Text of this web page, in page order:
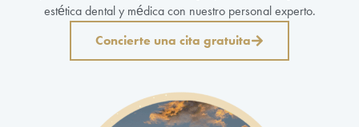
estética dental y médica con nuestro personal experto.
Concierte una cita gratuita